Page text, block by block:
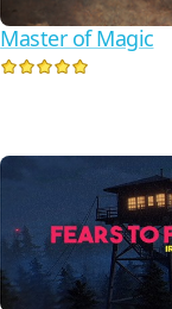
Master of Magic